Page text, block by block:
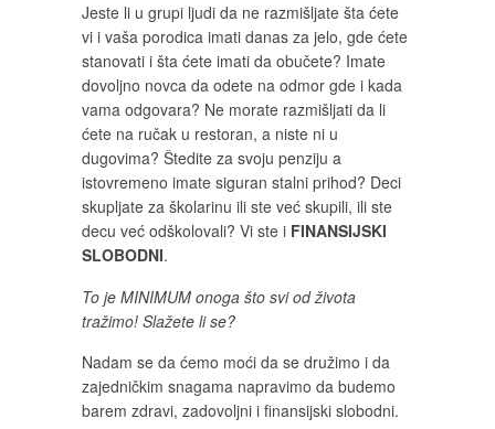
Jeste li u grupi ljudi da ne razmišljate šta ćete
vi i vaša porodica imati danas za jelo, gde ćete
stanovati i šta ćete imati da obučete? Imate
dovoljno novca da odete na odmor gde i kada
vama odgovara? Ne morate razmišljati da li
ćete na ručak u restoran, a niste ni u
dugovima? Štedite za svoju penziju a
istovremeno imate siguran stalni prihod? Deci
skupljate za školarinu ili ste već skupili, ili ste
decu već odškolovali? Vi ste i FINANSIJSKI
SLOBODNI.
To je MINIMUM onoga što svi od života
tražimo! Slažete li se?
Nadam se da ćemo moći da se družimo i da
zajedničkim snagama napravimo da budemo
barem zdravi, zadovoljni i finansijski slobodni.